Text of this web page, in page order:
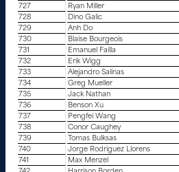
727
Ryan Miller
728
Dino Galic
729
Anh Do
730
Blaise Bourgeois
731
Emanuel Failla
732
Erik Wigg
733
Alejandro Salinas
734
Greg Mueller
735
Jack Nathan
736
Benson Xu
737
Pengfei Wang
738
Conor Caughey
739
Tomas Bulksas
740
Jorge Rodriguez Llorens
741
Max Menzel